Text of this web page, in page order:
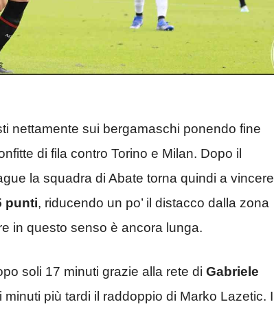
nettamente sui bergamaschi ponendo fine
di fila contro Torino e Milan. Dopo il
la squadra di Abate torna quindi a vincere
punti, riducendo un po’ il distacco dalla zona
in questo senso è ancora lunga.
soli 17 minuti grazie alla rete di Gabriele
più tardi il raddoppio di Marko Lazetic. Il